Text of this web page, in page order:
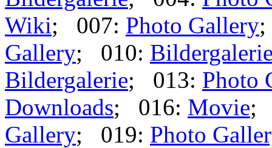
Wiki; 007: Photo Gallery
Gallery; 010:
Bildergalerie; 013: Photo
Downloads; 016: Movie;
Gallery; 019: Photo